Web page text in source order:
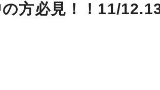
方必見！！11/